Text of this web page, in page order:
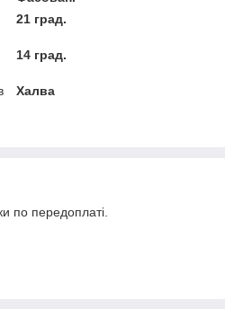
21 град.
14 град.
Халва
по передоплаті.